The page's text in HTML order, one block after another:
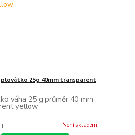
plovátko 25g 40mm transparent
váha 25 g průměr 40 mm
yellow
Není skladem